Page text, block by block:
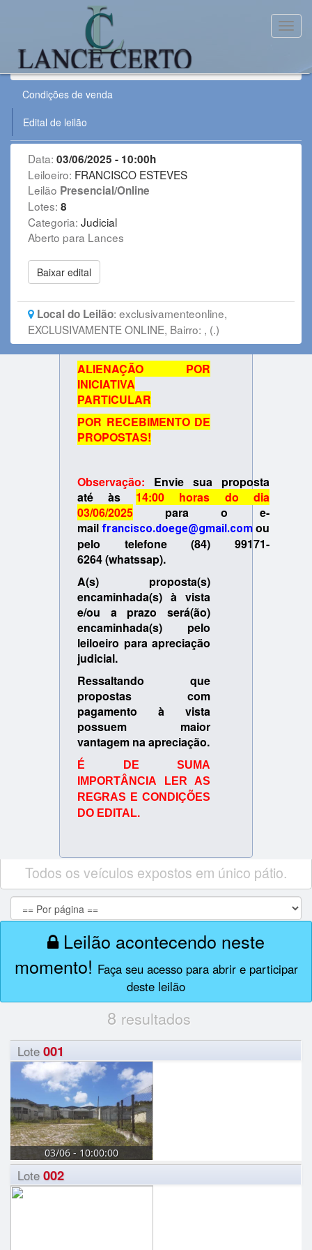
Leilão:030625JFRN
Condições de venda
Edital de leilão
Data: 03/06/2025 - 10:00h
Leiloeiro: FRANCISCO ESTEVES
Leilão Presencial/Online
Lotes: 8
Categoria: Judicial
Aberto para Lances
Baixar edital
Local do Leilão: exclusivamenteonline,
EXCLUSIVAMENTE ONLINE, Bairro: , (.)
ALIENAÇÃO POR
INICIATIVA
PARTICULAR
POR RECEBIMENTO DE
PROPOSTAS!
Observação: Envie sua proposta
atéàs
14:00 horas do dia
03/06/2025
para o e-
mail francisco.doege@gmail.com ou
pelo telefone (84) 99171-
6264(whatssap).
A(s) proposta(s)
encaminhada(s) à vista
e/ou a prazo será(ão)
encaminhada(s) pelo
leiloeiro para apreciação
judicial.
Ressaltando que
propostas com
pagamento à vista
possuem maior
vantagem na apreciação.
É DE SUMA
IMPORTÂNCIA LER AS
REGRAS E CONDIÇÕES
DO EDITAL.
Todos os veículos expostos em único pátio.
Leilão acontecendo neste
momento! Faça seu acesso para abrir e participar
deste leilão
8 resultados
Lote 001
03/06 - 10:00:00
Lote 002